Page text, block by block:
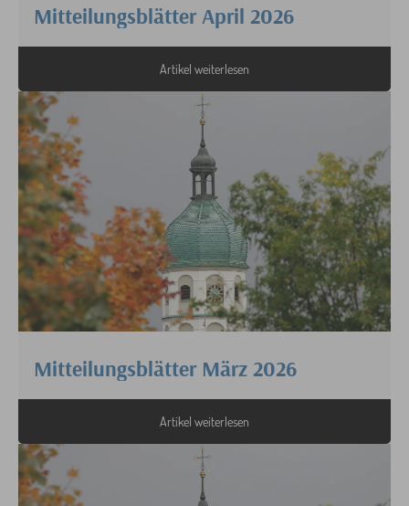
Mitteilungsblätter April 2026
Artikel weiterlesen
Mitteilungsblätter März 2026
Artikel weiterlesen